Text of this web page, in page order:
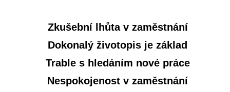
Zkušební lhůta v zaměstnání
Dokonalý životopis je základ
Trable s hledáním nové práce
Nespokojenost v zaměstnání